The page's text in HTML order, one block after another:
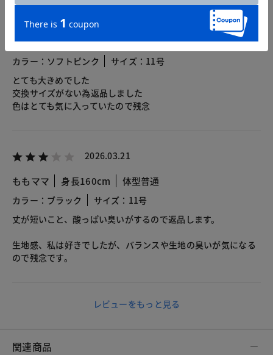
ペコちゃん 身長154cm 体型普通
カラー：ソフトピンク
サイズ：11号
とても大きめでした
交換サイズがない為返品しました
色はとても気に入っていたので残念
2026.03.21
ももママ 身長160cm 体型普通
カラー：ブラック
サイズ：11号
丈が短いこと、酸っぱい臭いがするので返品します。
生地感、私は好きでしたが、バランスや生地の臭いが気になる
ので残念です。
レビューをもっと見る
関連商品